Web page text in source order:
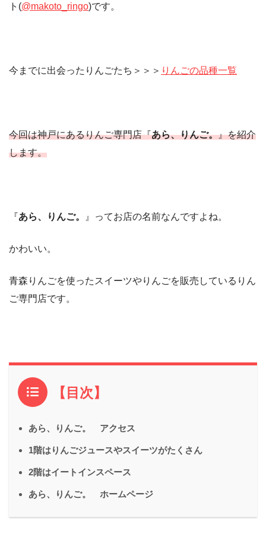
ト(@makoto_ringo)です。
今までに出会ったりんごたち＞＞＞ りんごの品種一覧
今回は神戸にあるりんご専門店『あら、りんご。』を紹介
します。
『あら、りんご。 』ってお店の名前なんですよね。
かわいい。
青森りんごを使ったスイーツやりんごを販売しているりん
ご専門店です。
【目次】
あら、りんご。 アクセス
1階はりんごジュースやスイーツがたくさん
2階はイートインスペース
あら、りんご。 ホームページ